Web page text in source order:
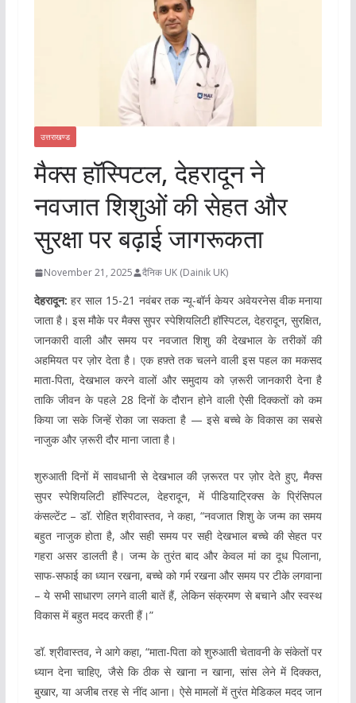
उत्तराखण्ड
मैक्स हॉस्पिटल, देहरादून ने
नवजात शिशुओं की सेहत और
सुरक्षा पर बढ़ाई जागरूकता
November 21, 2025 दैनिक UK (Dainik UK)
देहरादून: हर साल 15-21 नवंबर तक न्यू-बॉर्न केयर अवेयरनेस वीक मनाया
जाता है। इस मौके पर मैक्स सुपर स्पेशियलिटी हॉस्पिटल, देहरादून, सुरक्षित,
जानकारी वाली और समय पर नवजात शिशु की देखभाल के तरीकों की
अहमियत पर ज़ोर देता है। एक हफ़्ते तक चलने वाली इस पहल का मकसद
माता-पिता, देखभाल करने वालों और समुदाय को ज़रूरी जानकारी देना है
ताकि जीवन के पहले 28 दिनों के दौरान होने वाली ऐसी दिक्कतों को कम
किया जा सके जिन्हें रोका जा सकता है — इसे बच्चे के विकास का सबसे
नाजुक और ज़रूरी दौर माना जाता है।
शुरुआती दिनों में सावधानी से देखभाल की ज़रूरत पर ज़ोर देते हुए, मैक्स
सुपर स्पेशियलिटी हॉस्पिटल, देहरादून, में पीडियाट्रिक्स के प्रिंसिपल
कंसल्टेंट – डॉ. रोहित श्रीवास्तव, ने कहा, “नवजात शिशु के जन्म का समय
बहुत नाजुक होता है, और सही समय पर सही देखभाल बच्चे की सेहत पर
गहरा असर डालती है। जन्म के तुरंत बाद और केवल मां का दूध पिलाना,
साफ-सफाई का ध्यान रखना, बच्चे को गर्म रखना और समय पर टीके लगवाना
– ये सभी साधारण लगने वाली बातें हैं, लेकिन संक्रमण से बचाने और स्वस्थ
विकास में बहुत मदद करती हैं।”
डॉ. श्रीवास्तव, ने आगे कहा, “माता-पिता को शुरुआती चेतावनी के संकेतों पर
ध्यान देना चाहिए, जैसे कि ठीक से खाना न खाना, सांस लेने में दिक्कत,
बुखार, या अजीब तरह से नींद आना। ऐसे मामलों में तुरंत मेडिकल मदद जान